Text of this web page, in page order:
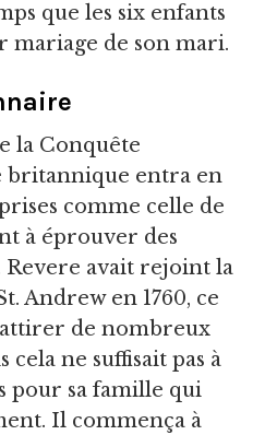
que les six enfants
mariage de son mari.
la Conquête
britannique entra en
comme celle de
à éprouver des
Revere avait rejoint la
Andrew en 1760, ce
de nombreux
cela ne suffisait pas à
pour sa famille qui
Il commença à